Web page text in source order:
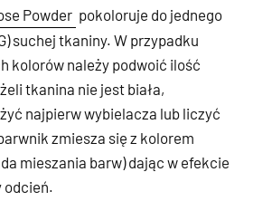
Powder pokoloruje do jednego
suchej tkaniny. W przypadku
kolorów należy podwoić ilość
tkanina nie jest biała,
najpierw wybielacza lub liczyć
zmiesza się z kolorem
mieszania barw) dając w efekcie
odcień.